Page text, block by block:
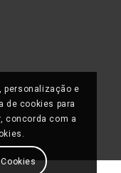
personalização e
de cookies para
concorda com a